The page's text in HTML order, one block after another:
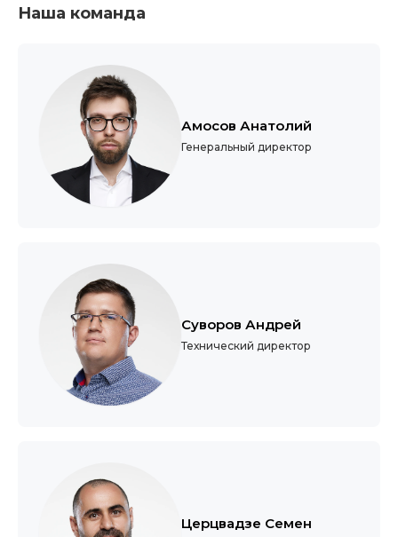
Наша команда
Амосов Анатолий
Генеральный директор
Суворов Андрей
Технический директор
Церцвадзе Семен